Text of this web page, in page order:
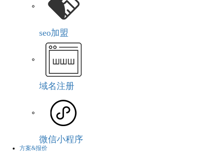
seo加盟
域名注册
微信小程序
方案&报价